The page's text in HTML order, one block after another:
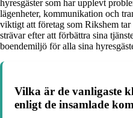
hyresgäster som har upplevt
lägenheter, kommunikation och
viktigt att företag som Rikshem
strävar efter att förbättra sina
boendemiljö för alla sina
Vilka är de vanligaste
enligt de insamlade